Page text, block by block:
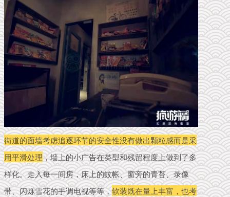
街道的面墙考虑追逐环节的安全性没有做出颗粒感而是采
用平滑处理，墙上的小广告在类型和残留程度上做到了多
样化。走入每一间房，床上的蚊帐、窗旁的青苔、录像
带、闪烁雪花的手调电视等等，软装既在量上丰富，也考